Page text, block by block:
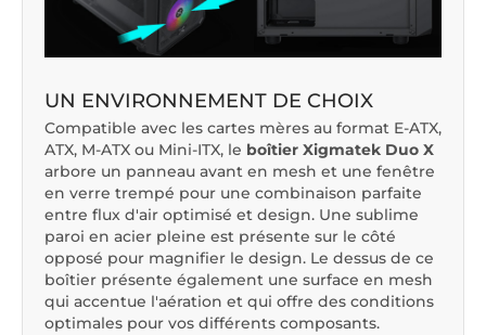
UN ENVIRONNEMENT DE CHOIX
Compatible avec les cartes mères au format E-ATX,
ATX, M-ATX ou Mini-ITX, le boîtier Xigmatek Duo X
arbore un panneau avant en mesh et une fenêtre
en verre trempé pour une combinaison parfaite
entre flux d'air optimisé et design. Une sublime
paroi en acier pleine est présente sur le côté
opposé pour magnifier le design. Le dessus de ce
boîtier présente également une surface en mesh
qui accentue l'aération et qui offre des conditions
optimales pour vos différents composants.